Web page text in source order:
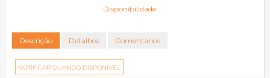
Disponibilidade:
Descrição Detalhes Comentários
NOTIFICAR QUANDO DISPONÍVEL